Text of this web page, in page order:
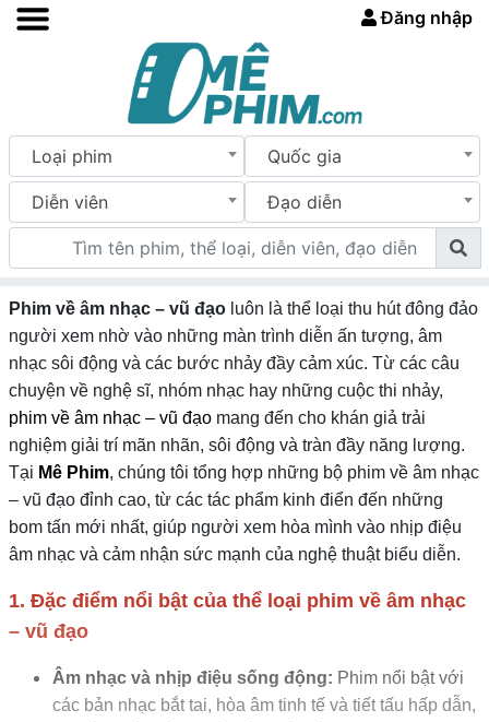
Đăng nhập
Loại phim Quốc gia
Diễn viên Đạo diễn
Phim về âm nhạc – vũ đạo luôn là thể loại thu hút đông đảo
người xem nhờ vào những màn trình diễn ấn tượng, âm
nhạc sôi động và các bước nhảy đầy cảm xúc. Từ các câu
chuyện về nghệ sĩ, nhóm nhạc hay những cuộc thi nhảy,
phim về âm nhạc – vũ đạo mang đến cho khán giả trải
nghiệm giải trí mãn nhãn, sôi động và tràn đầy năng lượng.
Tại Mê Phim, chúng tôi tổng hợp những bộ phim về âm nhạc
– vũ đạo đỉnh cao, từ các tác phẩm kinh điển đến những
bom tấn mới nhất, giúp người xem hòa mình vào nhịp điệu
âm nhạc và cảm nhận sức mạnh của nghệ thuật biểu diễn.
1. Đặc điểm nổi bật của thể loại phim về âm nhạc
– vũ đạo
Âm nhạc và nhịp điệu sống động: Phim nổi bật với
các bản nhạc bắt tai, hòa âm tinh tế và tiết tấu hấp dẫn,